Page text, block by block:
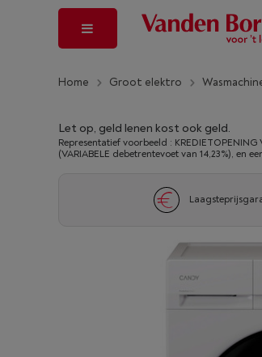
Home Groot elektro
Let op, geld lenen kost ook geld.
Representatief voorbeeld :
(VARIABELE debetrentevoet van 14,23%), en